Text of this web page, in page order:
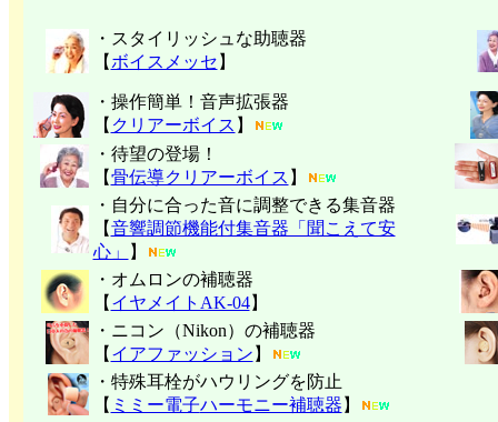
・スタイリッシュな助聴器
【 ボイスメッセ 】
・操作簡単！音声拡張器
【 クリアーボイス 】
・待望の登場！
【骨伝導クリアーボイス 】
・自分に合った音に調整できる集音器
【音響調節機能付集音器「聞こえて安
心」
】
・オムロンの補聴器
【 イヤメイトAK-04】
・ニコン（Nikon）の補聴器
【 イアファッション 】
・特殊耳栓がハウリングを防止
【 ミミー電子ハーモニー補聴器 】